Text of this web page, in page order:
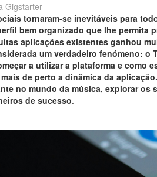
Gigstarter
tornaram-se inevitáveis para
bem organizado que lhe permita
aplicações existentes ganhou
um verdadeiro fenómeno: o
a utilizar a plataforma e como
de perto a dinâmica da
no mundo da música, explorar os
de sucesso.